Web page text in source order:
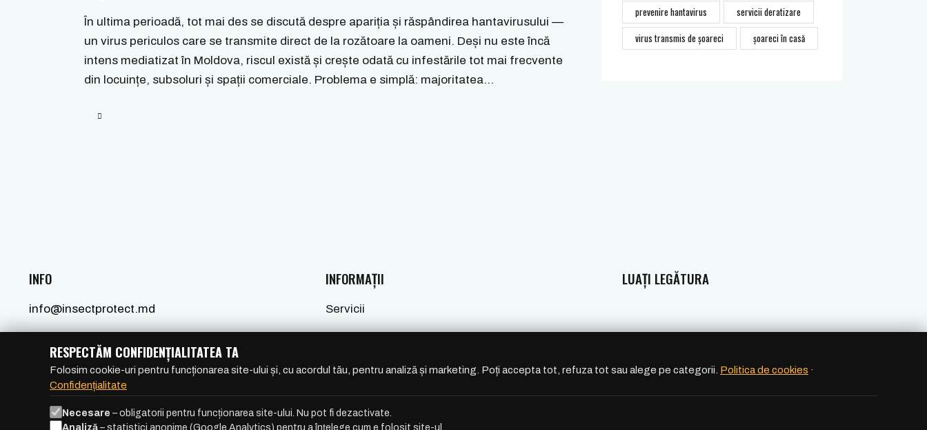
În ultima perioadă, tot mai des se discută despre apariția și răspândirea hantavirusului —
un virus periculos care se transmite direct de la rozătoare la oameni. Deși nu este încă
intens mediatizat în Moldova, riscul există și crește odată cu infestările tot mai frecvente
din locuințe, subsoluri și spații comerciale. Problema e simplă: majoritatea…
prevenire hantavirus
servicii deratizare
virus transmis de șoareci
șoareci în casă
INFO
info@insectprotect.md
INFORMAȚII
Servicii
Termeni și Condiții
Politica de cookies
Politica de confidențialitate
LUAȚI LEGĂTURA
RESPECTĂM CONFIDENȚIALITATEA TA
Folosim cookie-uri pentru funcționarea site-ului și, cu acordul tău, pentru analiză și marketing. Poți accepta tot, refuza tot sau alege pe categorii. Politica de cookies ·
Confidențialitate
Necesare – obligatorii pentru funcționarea site-ului. Nu pot fi dezactivate.
Analiză – statistici anonime (Google Analytics) pentru a înțelege cum e folosit site-ul.